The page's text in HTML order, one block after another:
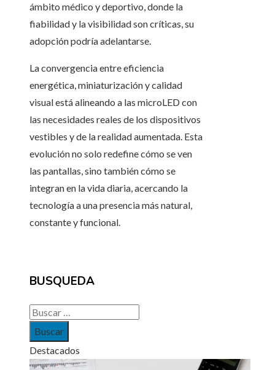
ámbito médico y deportivo, donde la
fiabilidad y la visibilidad son críticas, su
adopción podría adelantarse.
La convergencia entre eficiencia
energética, miniaturización y calidad
visual está alineando a las microLED con
las necesidades reales de los dispositivos
vestibles y de la realidad aumentada. Esta
evolución no solo redefine cómo se ven
las pantallas, sino también cómo se
integran en la vida diaria, acercando la
tecnología a una presencia más natural,
constante y funcional.
BUSQUEDA
Buscar:
Destacados